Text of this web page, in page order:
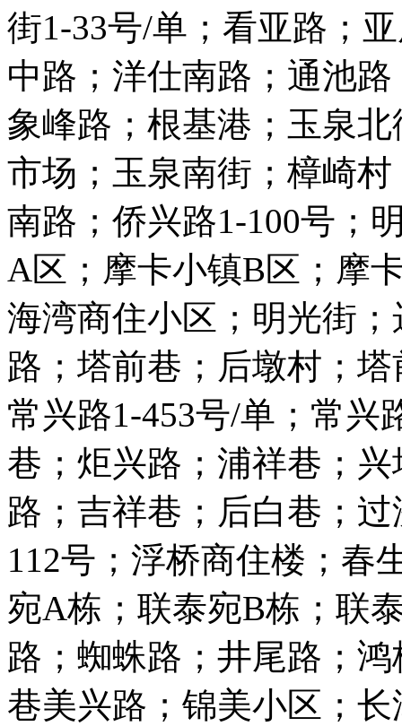
街1-33号/单；看亚路；
中路；洋仕南路；通池
象峰路；根基港；玉泉
市场；玉泉南街；樟崎
南路；侨兴路1-100号；
A区；摩卡小镇B区；摩
海湾商住小区；明光街
路；塔前巷；后墩村；
常兴路1-453号/单；常兴
巷；炬兴路；浦祥巷；
路；吉祥巷；后白巷；
112号；浮桥商住楼；春
宛A栋；联泰宛B栋；联
路；蜘蛛路；井尾路；
巷美兴路；锦美小区；